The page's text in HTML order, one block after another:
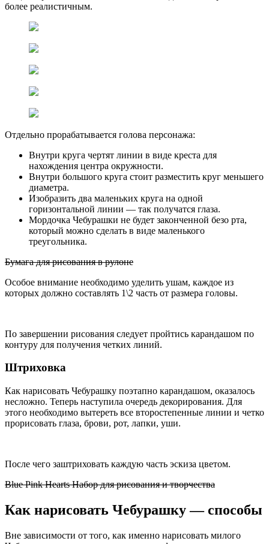
более реалистичным.
Отдельно прорабатывается голова персонажа:
Внутри круга чертят линии в виде креста для
нахождения центра окружности.
Внутри большого круга стоит разместить круг меньшего
диаметра.
Изобразить два маленьких круга на одной
горизонтальной линии — так получатся глаза.
Мордочка Чебурашки не будет законченной безо рта,
который можно сделать в виде маленького
треугольника.
Бумага для рисования в рулоне
Особое внимание необходимо уделить ушам, каждое из
которых должно составлять 1\2 часть от размера головы.
По завершении рисования следует пройтись карандашом по
контуру для получения четких линий.
Штриховка
Как нарисовать Чебурашку поэтапно карандашом, оказалось
несложно. Теперь наступила очередь декорирования. Для
этого необходимо вытереть все второстепенные линии и четко
прорисовать глаза, брови, рот, лапки, уши.
После чего заштриховать каждую часть эскиза цветом.
Blue Pink Hearts Набор для рисования и творчества
Как нарисовать Чебурашку — способы
Вне зависимости от того, как именно нарисовать милого